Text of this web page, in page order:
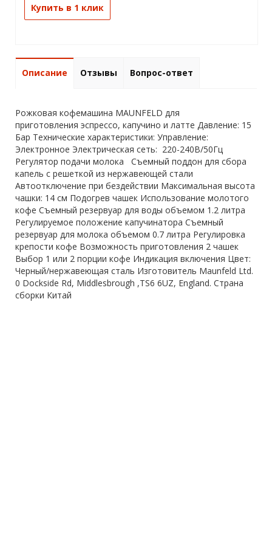
Купить в 1 клик
Описание Отзывы Вопрос-ответ
Рожковая кофемашина MAUNFELD для
приготовления эспрессо, капучино и латте Давление: 15
Бар Технические характеристики: Управление:
Электронное Электрическая сеть: 220-240В/50Гц
Регулятор подачи молока Съемный поддон для сбора
капель с решеткой из нержавеющей стали
Автоотключение при бездействии Максимальная высота
чашки: 14 см Подогрев чашек Использование молотого
кофе Съемный резервуар для воды объемом 1.2 литра
Регулируемое положение капучинатора Съемный
резервуар для молока объемом 0.7 литра Регулировка
крепости кофе Возможность приготовления 2 чашек
Выбор 1 или 2 порции кофе Индикация включения Цвет:
Черный/нержавеющая сталь Изготовитель Maunfeld Ltd.
0 Dockside Rd, Middlesbrough ,TS6 6UZ, England. Страна
сборки Китай